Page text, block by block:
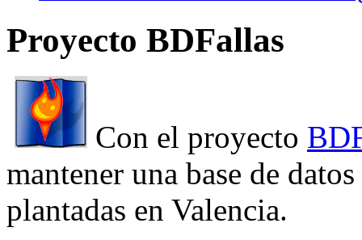
Proyecto BDFallas
Con el proyecto
mantener una base de
plantadas en Valencia.